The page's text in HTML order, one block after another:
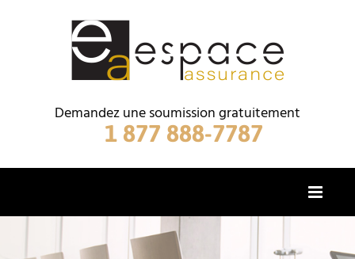
Demandez une soumission gratuitement
1 877 888-7787